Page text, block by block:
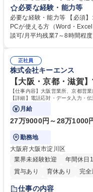
お客様のお声をより良い商品
様相談室でのお仕事です。 日々お客様からいただくキリングループへのご
意見を、企業活動に活かして
って対応、情報提供するとと
平均100件前後■メール・手紙：同上40件前後
相談室】お客様のお声をもと
必要な経験・能力等
必要な経験・能力等 【必須
PCが使える方（Word・
談可/月平均残業7～8時間程度 【入社後の研修】着任から1か月は電話対応
すのでご安心ください。 【
う会社として、お客様との出
を込めてコミュニケーショ
す。 学歴・資格 学歴：大学院 大学 高専 短大 専修学校 高校 語学力： 資
格：
正社員
株式会社キーエンス
【大阪・京都・滋
【仕事内容】大阪営業所、京都営
【詳細】電話応対・データ入力・
で発生する事務業務や業務改善をお
月給
27万9000円～28万1000
勤務地
大阪府大阪市淀川区
業界未経験歓迎
年間休日
賞与あり
育休あり 完全
土日祝休み
仕事の内容